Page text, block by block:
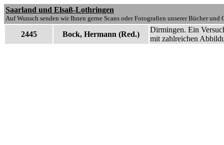
Saarland und Elsaß-Lothringen
Auf Wunsch senden wir Ihnen gerne Scans oder Fotografien unserer Bücher und
2445 Bock, Hermann (Red.)
Dirmingen. Ein
mit zahlreichen